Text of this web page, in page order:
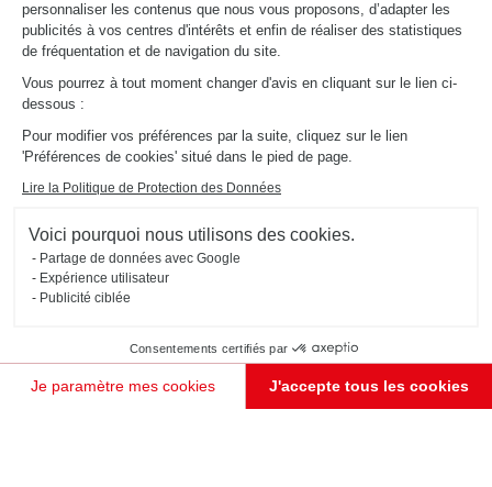
personnaliser les contenus que nous vous proposons, d’adapter les
publicités à vos centres d'intérêts et enfin de réaliser des statistiques
de fréquentation et de navigation du site.
Vous pourrez à tout moment changer d'avis en cliquant sur le lien ci-
dessous :
Pour modifier vos préférences par la suite, cliquez sur le lien
'Préférences de cookies' situé dans le pied de page.
Lire la Politique de Protection des Données
Voici pourquoi nous utilisons des cookies.
Partage de données avec Google
Expérience utilisateur
Publicité ciblée
Consentements certifiés par
Je paramètre mes cookies J'accepte tous les cookies